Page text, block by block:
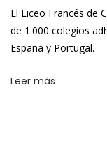
El Liceo Francés de
de 1.000 colegios
España y Portugal.
Leer más